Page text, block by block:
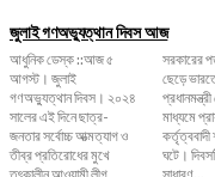
জুলাই গণঅভ্যুত্থান দিবস আজ
আধুনিক ডেস্ক ::আজ ৫
আগস্ট। জুলাই
গণঅভ্যুত্থান দিবস। ২০২৪
সালের এই দিনে ছাত্র-
জনতার সর্বোচ্চ আত্মত্যাগ ও
তীব্র প্রতিরোধের মুখে
সরকারের পতন ঘটে। দেশ
ছেড়ে ভারতে চলে যান সাবেক
প্রধানমন্ত্রী শেখ হাসিনা। এর
মাধ্যমে প্রায় ১৬ বছরের
কর্তৃত্ববাদী শাসনের অবসান
ঘটে। দিবসটি উপলক্ষে আজ